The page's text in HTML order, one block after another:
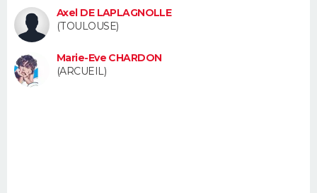
Axel DE LAPLAGNOLLE
(TOULOUSE)
Marie-Eve CHARDON
(ARCUEIL)